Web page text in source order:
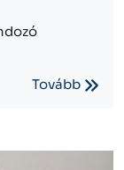
Tovább